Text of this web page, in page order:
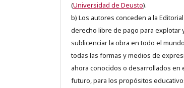
(Universidad de Deusto).
b) Los autores conceden a la
derecho libre de pago para explotar
sublicenciar la obra en todo el
todas las formas y medios de
ahora conocidos o desarrollados en
futuro, para los propósitos